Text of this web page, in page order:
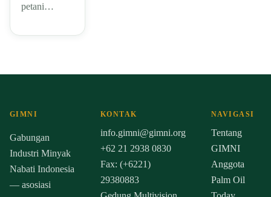
petani…
GIMNI
Gabungan
Industri Minyak
Nabati Indonesia
— asosiasi
KONTAK
info.gimni@gimni.org
+62 21 2938 0830
Fax: (+6221)
29380883
NAVIGASI
Tentang
GIMNI
Anggota
Palm Oil